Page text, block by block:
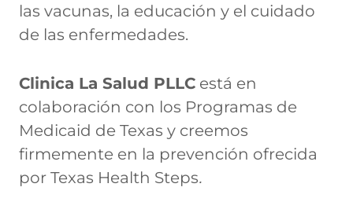
las vacunas, la educación y el cuidado
de las enfermedades.
Clinica La Salud PLLC está en
colaboración con los Programas de
Medicaid de Texas y creemos
firmemente en la prevención ofrecida
por Texas Health Steps.